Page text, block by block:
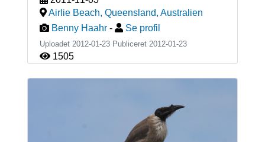
Airlie Beach, Queensland, Australien
Benny Haahr - Se profil
Uploadet 2012-01-23 Publiceret 2012-01-23
1505